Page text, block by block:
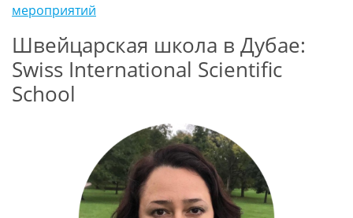
мероприятий
Швейцарская школа в Дубае:
Swiss International Scientific
School